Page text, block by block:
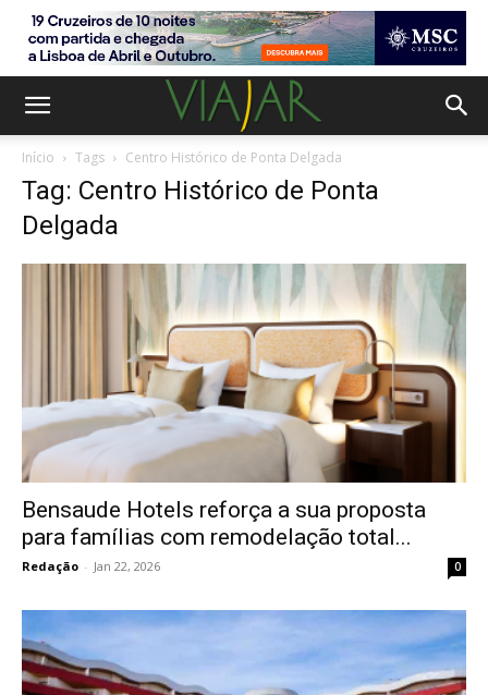
Início Tags Centro Histórico de Ponta Delgada
Tag: Centro Histórico de Ponta
Delgada
Bensaude Hotels reforça a sua proposta
para famílias com remodelação total...
Redação - Jan 22, 2026 0